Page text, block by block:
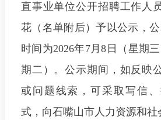
直事业单位公开招聘工作人
花（名单附后）予以公示，
时间为2026年7月8日（星期
期二）。公示期间，如反映
或问题线索，可采取写信
式，向石嘴山市人力资源和社